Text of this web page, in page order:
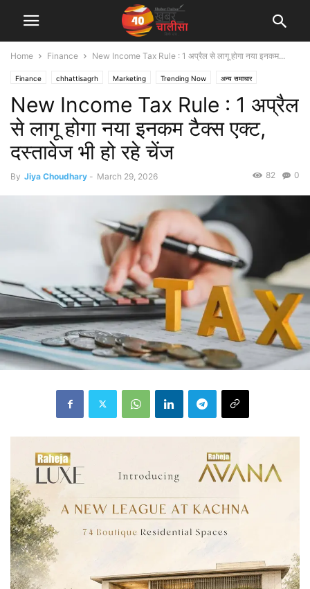
Home Finance New Income Tax Rule : 1 अप्रैल से लागू होगा नया इनकम...
Finance chhattisagrh Marketing Trending Now अन्य समाचार
देश दुनिया बिजनेस
New Income Tax Rule : 1 अप्रैल
से लागू होगा नया इनकम टैक्स एक्ट,
दस्‍तावेज भी हो रहे चेंज
By Jiya Choudhary - March 29, 2026 0
82